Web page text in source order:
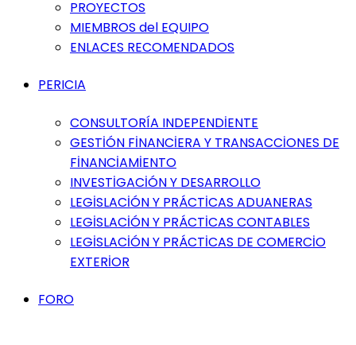
PROYECTOS
MIEMBROS del EQUIPO
ENLACES RECOMENDADOS
PERICIA
CONSULTORÍA INDEPENDİENTE
GESTİÓN FİNANCİERA Y TRANSACCİONES DE
FİNANCİAMİENTO
INVESTİGACİÓN Y DESARROLLO
LEGİSLACİÓN Y PRÁCTİCAS ADUANERAS
LEGİSLACİÓN Y PRÁCTİCAS CONTABLES
LEGİSLACİÓN Y PRÁCTİCAS DE COMERCİO
EXTERİOR
FORO